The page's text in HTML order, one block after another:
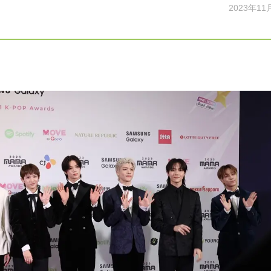
2023年11